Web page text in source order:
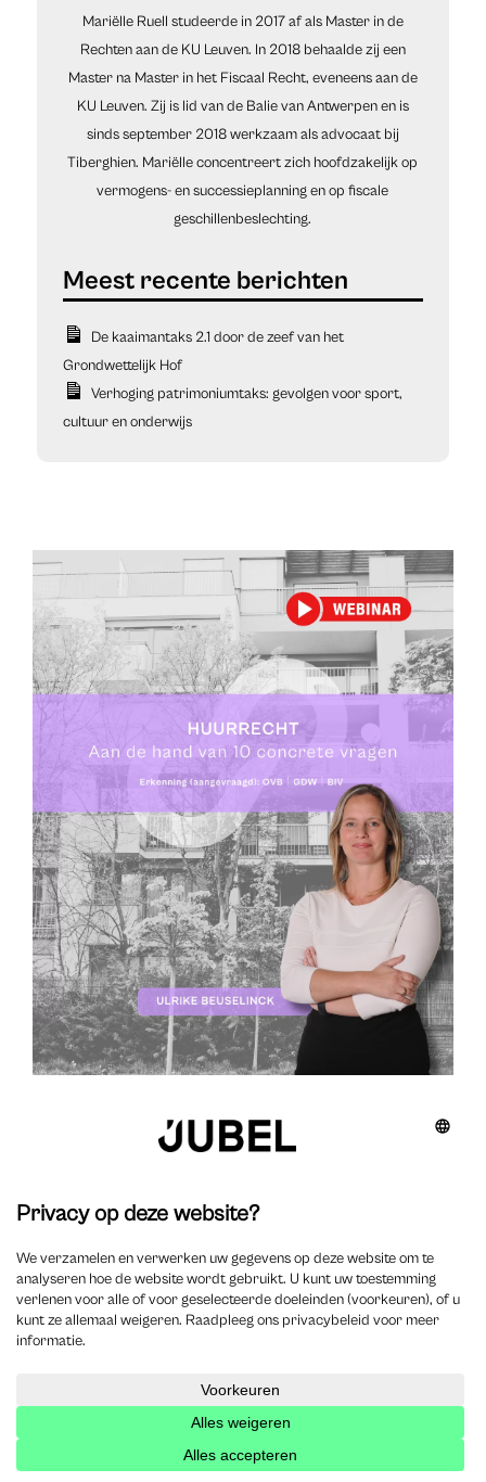
Mariëlle Ruell studeerde in 2017 af als Master in de
Rechten aan de KU Leuven. In 2018 behaalde zij een
Master na Master in het Fiscaal Recht, eveneens aan de
KU Leuven. Zij is lid van de Balie van Antwerpen en is
sinds september 2018 werkzaam als advocaat bij
Tiberghien. Mariëlle concentreert zich hoofdzakelijk op
vermogens- en successieplanning en op fiscale
geschillenbeslechting.
De kaaimantaks 2.1 door de zeef van het
Grondwettelijk Hof
Verhoging patrimoniumtaks: gevolgen voor sport,
cultuur en onderwijs
Advocaat
Burgerlijk recht
Strafrecht Familierecht
0 - 3 jaar
Oost-Vlaanderen West-Vlaanderen
Legal office manager – Intinya